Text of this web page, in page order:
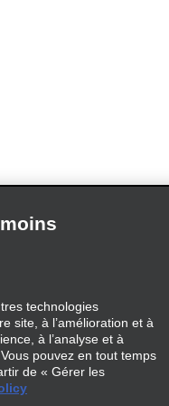
confidentialité
technologies
site, à l’amélioration et à
à l’analyse et à
pouvez en tout temps
de « Gérer les